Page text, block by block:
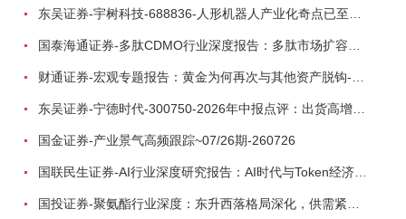
东吴证券-宁德时代-300750-2026年中报点评：出货高增业绩稳健，回购彰显龙头信心-260726
国金证券-产业景气高频跟踪~07/26期-260726
国联民生证券-AI行业深度研究报告：AI时代与Token经济，从技术符号到数字石油-260801